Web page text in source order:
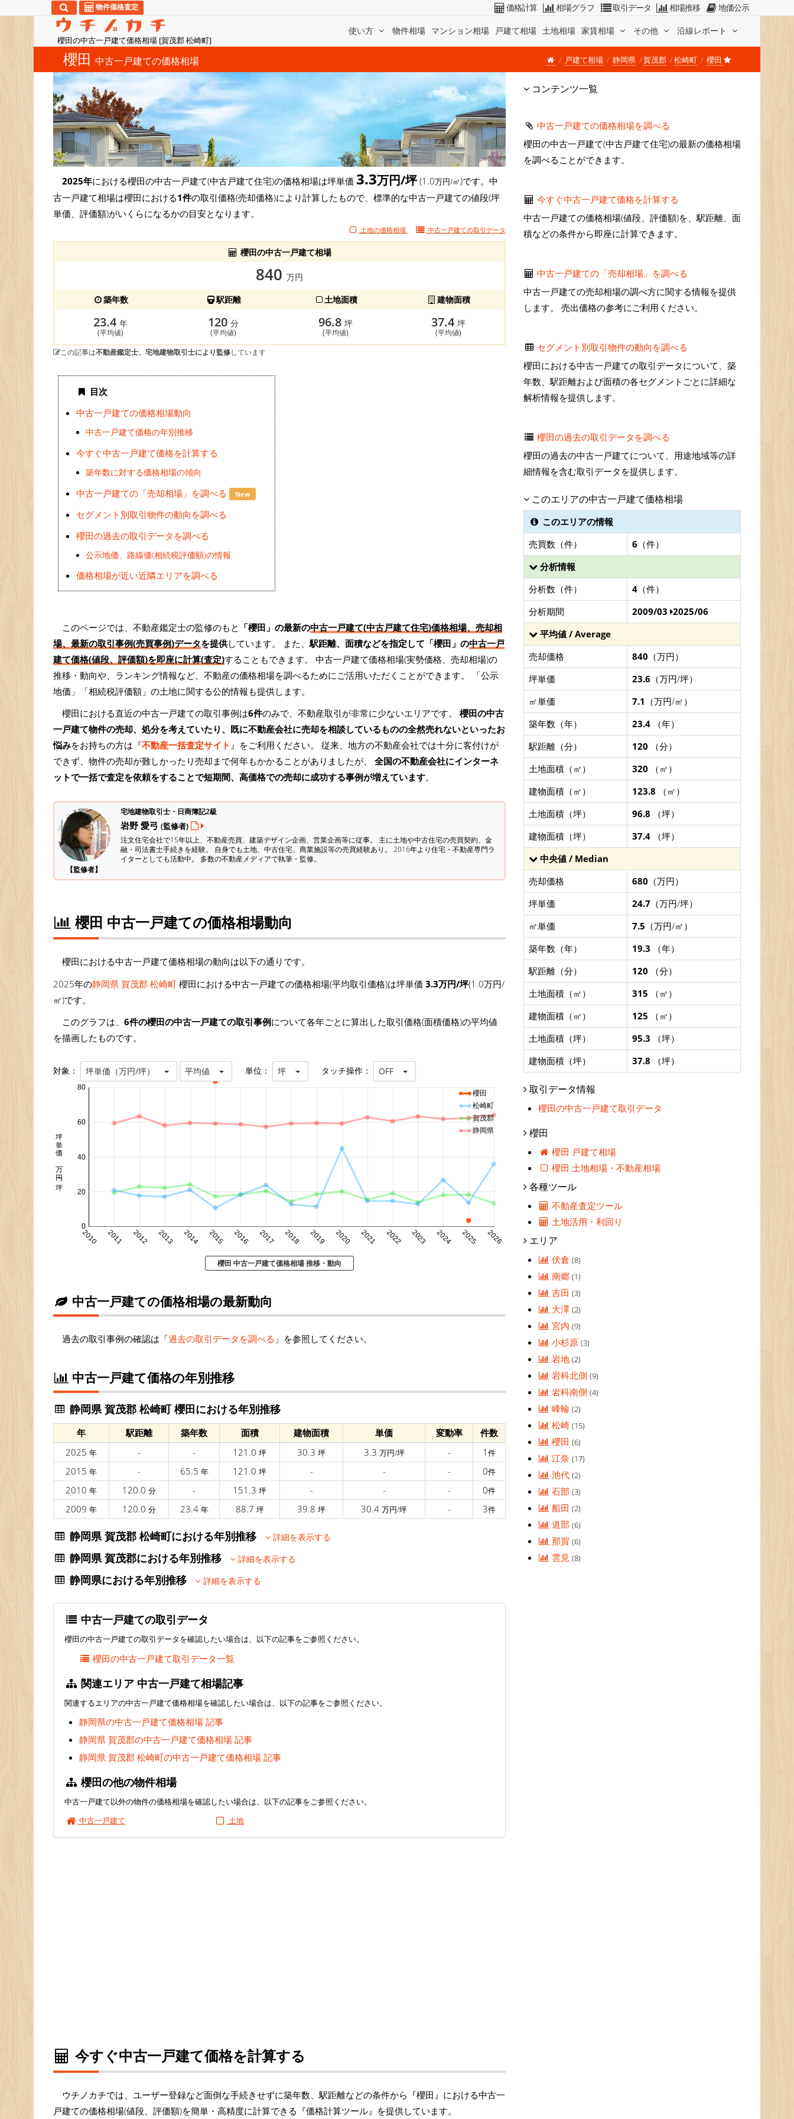
櫻田の中古一戸建て価格相場 [賀茂郡 松崎町]
使い方 物件相場 マンション相場 戸建て相場 土地相場 家賃相場 その他 沿線レポート
物件価格査定 価格計算 相場グラフ 取引データ 相場推移 地価公示
櫻田 中古一戸建ての価格相場 戸建て相場 静岡県 賀茂郡 松崎町 櫻田
2025年における櫻田の中古一戸建て(中古戸建て住宅)の価格相場は坪単価 3.3万円/坪(1.0万円/㎡)です。中
古一戸建て相場は櫻田における1件の取引価格(売却価格)により計算したもので、標準的な中古一戸建ての値段(坪
単価、評価額)がいくらになるかの目安となります。
土地の価格相場 中古一戸建ての取引データ
櫻田の中古一戸建て相場
840 万円
築年数
駅距離 土地面積 建物面積
23.4年
(平均値)
120 分
(平均値)
96.8坪
(平均値)
37.4 坪
(平均値)
この記事は不動産鑑定士、宅地建物取引士により監修しています
目次
中古一戸建ての価格相場動向
中古一戸建て価格の年別推移
今すぐ中古一戸建て価格を計算する
築年数に対する価格相場の傾向
中古一戸建ての「売却相場」を調べる New
セグメント別取引物件の動向を調べる
櫻田の過去の取引データを調べる
公示地価、路線価(相続税評価額)の情報
価格相場が近い近隣エリアを調べる
このページでは、不動産鑑定士の監修のもと 「櫻田」の最新の中古一戸建て(中古戸建て住宅)価格相場、売却相
場、最新の取引事例(売買事例)データを提供しています。 また、 駅距離、面積などを指定して「櫻田」の中古一戸
建て価格(値段、評価額)を即座に計算(査定)することもできます。 中古一戸建て価格相場(実勢価格、売却相場)の
推移・動向や、ランキング情報など、不動産の価格相場を調べるためにご活用いただくことができます。
「公示
地価」「相続税評価額」の土地に関する公的情報も提供します。
櫻田における直近の中古一戸建ての取引事例は6件のみで、不動産取引が非常に少ないエリアです。 櫻田の中古
一戸建て物件の売却、処分を考えていたり、既に不動産会社に売却を相談しているものの全然売れないといったお
悩みをお持ちの方は『不動産一括査定サイト 』をご利用ください。 従来、地方の不動産会社では十分に客付けが
できず、物件の売却が難しかったり売却まで何年もかかることがありましたが、 全国の不動産会社にインターネ
ットで一括で査定を依頼をすることで短期間、高価格での売却に成功する事例が増えています。
【監修者】
宅地建物取引士・日商簿記2級
岩野 愛弓 (監修者)
注文住宅会社で15年以上、不動産売買、建築デザイン企画、営業企画等に従事。 主に土地や中古住宅の売買契約、金
融・司法書士手続きを経験。 自身でも土地、中古住宅、商業施設等の売買経験あり。 2016年より住宅・不動産専門ラ
イターとしても活動中。 多数の不動産メディアで執筆・監修。
櫻田 中古一戸建ての価格相場動向
櫻田における中古一戸建て価格相場の動向は以下の通りです。
2025年の静岡県 賀茂郡 松崎町 櫻田における中古一戸建ての価格相場(平均取引価格)は坪単価 3.3万円/坪(1.0万円/
㎡)です。
このグラフは、 6件の櫻田の中古一戸建ての取引事例について各年ごとに算出した取引価格(面積価格)の平均値
を描画したものです。
対象： 坪単価（万円/坪） 平均値 単位： 坪 タッチ操作： OFF
2010 2011 2012 2013 2014 2015 2016 2017 2018 2019 2020 2021 2022 2023 2024 2025 2026
0
20
40
60
80
坪単価 万円/坪
櫻田
松崎町
賀茂郡
静岡県
櫻田 中古一戸建て価格相場 推移・動向
中古一戸建ての価格相場の最新動向
過去の取引事例の確認は「過去の取引データを調べる 」を参照してください。
中古一戸建て価格の年別推移
静岡県 賀茂郡 松崎町 櫻田における年別推移
年 駅距離 築年数 面積 建物面積 単価 変動率
件数
2025 年 - - 121.0 坪 30.3 坪 3.3 万円/坪 - 1 件
2015 年 - 65.5 年 121.0 坪 - - - 0件
2010 年 120.0 分 - 151.3 坪 - - - 0件
2009 年 120.0 分 23.4 年 88.7 坪 39.8 坪 30.4 万円/坪 - 3件
静岡県 賀茂郡 松崎町における年別推移 詳細を表示する
静岡県 賀茂郡における年別推移 詳細を表示する
静岡県における年別推移 詳細を表示する
中古一戸建ての取引データ
櫻田の中古一戸建ての取引データを確認したい場合は、以下の記事をご参照ください。
櫻田の中古一戸建て取引データ一覧
関連エリア 中古一戸建て相場記事
関連するエリアの中古一戸建て価格相場を確認したい場合は、以下の記事をご参照ください。
静岡県の中古一戸建て価格相場 記事
静岡県 賀茂郡の中古一戸建て価格相場 記事
静岡県 賀茂郡 松崎町の中古一戸建て価格相場 記事
櫻田の他の物件相場
中古一戸建て以外の物件の価格相場を確認したい場合は、以下の記事をご参照ください。
中古一戸建て
土地
今すぐ中古一戸建て価格を計算する
ウチノカチでは、ユーザー登録など面倒な手続きせずに築年数、駅距離などの条件から『櫻田』における中古一
戸建ての価格相場(値段、評価額)を簡単・高精度に計算できる『価格計算ツール』を提供しています。
コンテンツ一覧
中古一戸建ての価格相場を調べる
櫻田の中古一戸建て(中古戸建て住宅)の最新の価格相場
を調べることができます。
今すぐ中古一戸建て価格を計算する
中古一戸建ての価格相場(値段、評価額)を、駅距離、面
積などの条件から即座に計算できます。
中古一戸建ての「売却相場」を調べる
中古一戸建ての売却相場の調べ方に関する情報を提供
します。 売出価格の参考にご利用ください。
セグメント別取引物件の動向を調べる
櫻田における中古一戸建ての取引データについて、築
年数、駅距離および面積の各セグメントごとに詳細な
解析情報を提供します。
櫻田の過去の取引データを調べる
櫻田の過去の中古一戸建てについて、用途地域等の詳
細情報を含む取引データを提供します。
このエリアの中古一戸建て価格相場
このエリアの情報
売買数（件）
6 （件）
分析情報
分析数（件）
4 （件）
分析期間
2009/03 2025/06
平均値 / Average
売却価格
840 （万円）
坪単価
23.6 （万円/坪）
㎡単価
7.1 （万円/㎡）
築年数（年）
23.4 （年）
駅距離（分）
120 （分）
土地面積（㎡）
320 （㎡）
建物面積（㎡）
123.8 （㎡）
土地面積（坪）
96.8 （坪）
建物面積（坪）
37.4 （坪）
中央値 / Median
売却価格
680 （万円）
坪単価
24.7 （万円/坪）
㎡単価
7.5 （万円/㎡）
築年数（年）
19.3 （年）
駅距離（分）
120 （分）
土地面積（㎡）
315 （㎡）
建物面積（㎡）
125 （㎡）
土地面積（坪）
95.3 （坪）
建物面積（坪）
37.8 （坪）
取引データ情報
櫻田の中古一戸建て取引データ
櫻田
櫻田 戸建て相場
櫻田 土地相場・不動産相場
各種ツール
不動産査定ツール
土地活用・利回り
エリア
伏倉(8)
南郷(1)
吉田(3)
大澤(2)
宮内(9)
小杉原(3)
岩地(2)
岩科北側(9)
岩科南側(4)
峰輪(2)
松崎(15)
櫻田(6)
江奈(17)
池代(2)
石部(3)
船田(2)
道部(6)
那賀(6)
雲見(8)